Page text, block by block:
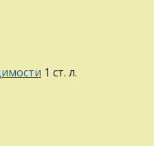
1 ст. л.